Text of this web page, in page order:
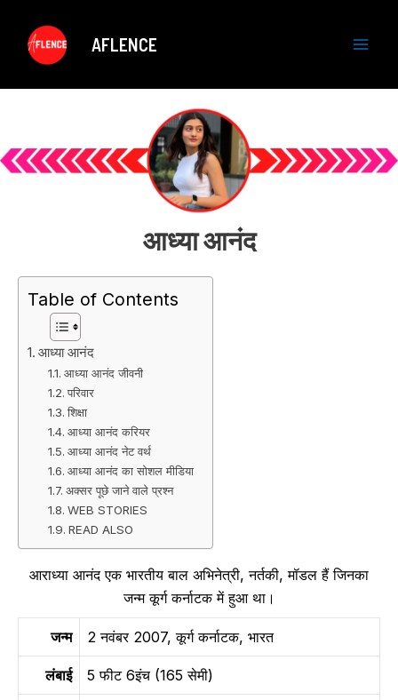
content
AFLENCE
i
n
आध्या आनंद
Table of Contents
आध्या आनंद
आध्या आनंद जीवनी
परिवार
शिक्षा
आध्या आनंद करियर
आध्या आनंद नेट वर्थ
आध्या आनंद का सोशल मीडिया
अक्सर पूछे जाने वाले प्रश्न
WEB STORIES
READ ALSO
आराध्या आनंद एक भारतीय बाल अभिनेत्री, नर्तकी, मॉडल हैं जिनका
जन्म कूर्ग कर्नाटक में हुआ था।
जन्म 2 नवंबर 2007, कूर्ग कर्नाटक, भारत
लंबाई 5 फीट 6इंच (165 सेमी)